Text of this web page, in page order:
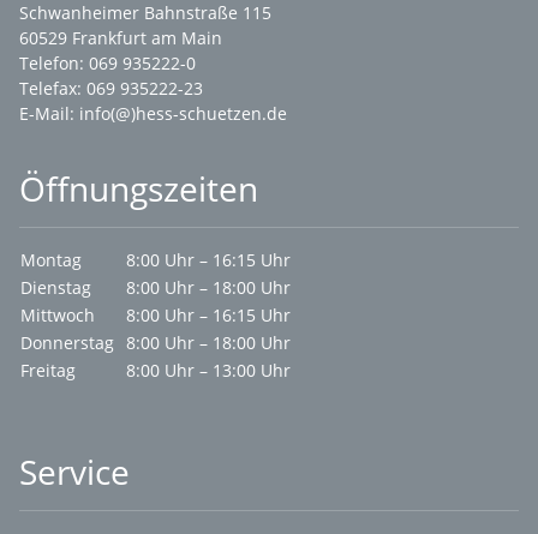
Schwanheimer Bahnstraße 115
60529 Frankfurt am Main
Telefon: 069 935222-0
Telefax: 069 935222-23
E-Mail: info(@)hess-schuetzen.de
Öffnungszeiten
Montag
8:00 Uhr – 16:15 Uhr
Dienstag
8:00 Uhr – 18:00 Uhr
Mittwoch
8:00 Uhr – 16:15 Uhr
Donnerstag 8:00 Uhr – 18:00 Uhr
Freitag
8:00 Uhr – 13:00 Uhr
Service